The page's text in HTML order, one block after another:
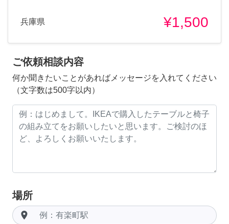
兵庫県 ¥1,500
ご依頼相談内容
何か聞きたいことがあればメッセージを入れてください
（文字数は500字以内）
場所
room